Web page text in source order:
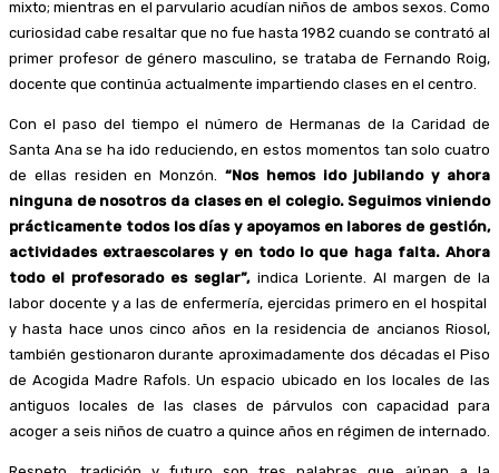
mixto; mientras en el parvulario acudían niños de ambos sexos. Como
curiosidad cabe resaltar que no fue hasta 1982 cuando se contrató al
primer profesor de género masculino, se trataba de Fernando Roig,
docente que continúa actualmente impartiendo clases en el centro.
Con el paso del tiempo el número de Hermanas de la Caridad de
Santa Ana se ha ido reduciendo, en estos momentos tan solo cuatro
de ellas residen en Monzón. “Nos hemos ido jubilando y ahora
ninguna de nosotros da clases en el colegio. Seguimos viniendo
prácticamente todos los días y apoyamos en labores de gestión,
actividades extraescolares y en todo lo que haga falta. Ahora
todo el profesorado es seglar”,indica Loriente. Al margen de la
labor docente y a las de enfermería, ejercidas primero en el hospital
y hasta hace unos cinco años en la residencia de ancianos Riosol,
también gestionaron durante aproximadamente dos décadas el Piso
de Acogida Madre Rafols. Un espacio ubicado en los locales de las
antiguos locales de las clases de párvulos con capacidad para
acoger a seis niños de cuatro a quince años en régimen de internado.